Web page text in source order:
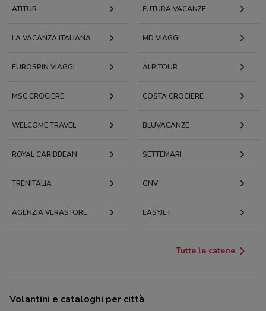
ATITUR FUTURA VACANZE
LA VACANZA ITALIANA MD VIAGGI
EUROSPIN VIAGGI ALPITOUR
MSC CROCIERE COSTA CROCIERE
WELCOME TRAVEL BLUVACANZE
ROYAL CARIBBEAN SETTEMARI
TRENITALIA GNV
AGENZIA VERASTORE EASYJET
Tutte le catene
Volantini e cataloghi per città